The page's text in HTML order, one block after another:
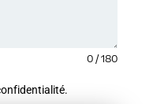
0 / 180